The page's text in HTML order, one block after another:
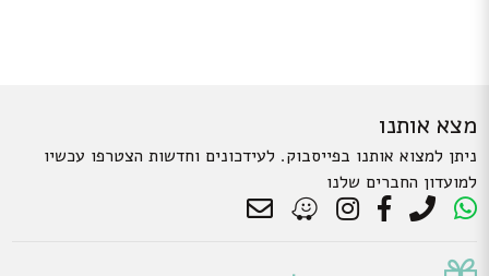
מצא אותנו
ניתן למצוא אותנו בפייסבוק. לעידכונים וחדשות הצטרפו עכשיו
למועדון החברים שלנו